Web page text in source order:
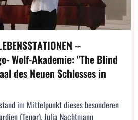
--
Wolf-Akademie: "The Blind
des Neuen Schlosses in
im Mittelpunkt dieses besonderen
(Tenor), Julia Nachtmann